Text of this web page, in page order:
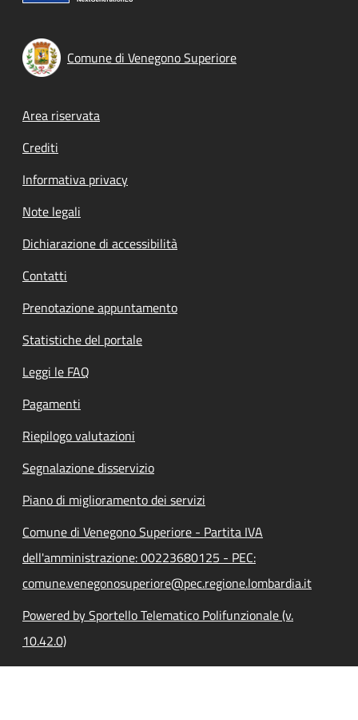
Comune di Venegono Superiore
Footer menu
Area riservata
Crediti
Informativa privacy
Note legali
Dichiarazione di accessibilità
Contatti
Prenotazione appuntamento
Statistiche del portale
Leggi le FAQ
Pagamenti
Riepilogo valutazioni
Segnalazione disservizio
Piano di miglioramento dei servizi
Comune di Venegono Superiore - Partita IVA
dell'amministrazione: 00223680125 - PEC:
comune.venegonosuperiore@pec.regione.lombardia.it
Powered by Sportello Telematico Polifunzionale (v.
10.42.0)